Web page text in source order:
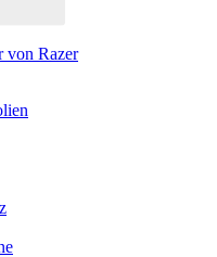
von Razer